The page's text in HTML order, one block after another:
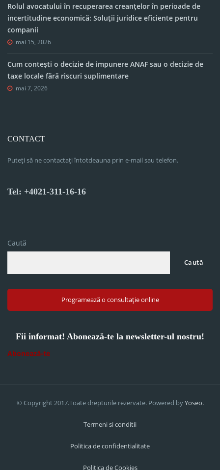
Rolul avocatului în recuperarea creanțelor în perioade de
incertitudine economică: Soluții juridice eficiente pentru
companii
mai 15, 2026
Cum contești o decizie de impunere ANAF sau o decizie de
taxe locale fără riscuri suplimentare
mai 7, 2026
CONTACT
Puteți să ne contactați întotdeauna prin e-mail sau telefon.
Tel: +4021-311-16-16
Caută
Caută
Programează o consultație online
Fii informat! Abonează-te la newsletter-ul nostru!
Abonează-te
© Copyright 2017.Toate drepturile rezervate. Powered byYoseo.
Termeni si conditii
Politica de confidentialitate
Politica de Cookies